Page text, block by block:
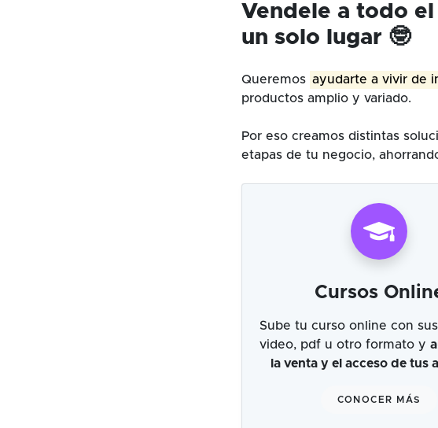
Vendele a todo
un solo lugar 🤓
Queremos ayudarte a vivir de
productos amplio y variado.
Por eso creamos distintas
etapas de tu negocio,
Cursos
Sube tu curso online con
video, pdf u otro formato y
la venta y el acceso de tus
CONOCER MÁS